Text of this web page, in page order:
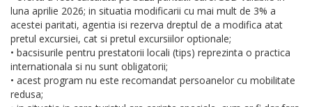
luna aprilie 2026; in situatia modificarii cu mai mult de 3% a
acestei paritati, agentia isi rezerva dreptul de a modifica atat
pretul excursiei, cat si pretul excursiilor optionale;
• bacsisurile pentru prestatorii locali (tips) reprezinta o practica
internationala si nu sunt obligatorii;
• acest program nu este recomandat persoanelor cu mobilitate
redusa;